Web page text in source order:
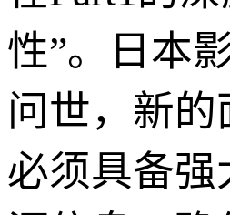
性”。日本
问世，新
必须具备